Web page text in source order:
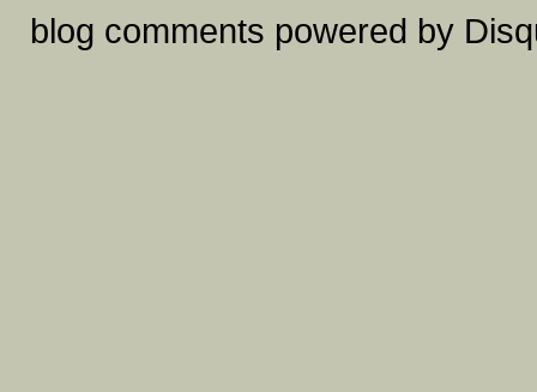
blog comments powered by